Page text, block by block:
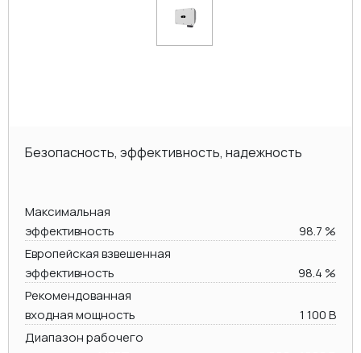
Безопасность, эффективность, надежность
Максимальная
эффективность
98.7 %
Европейская взвешенная
эффективность
98.4 %
Рекомендованная
входная мощность
1 100 В
Диапазон рабочего